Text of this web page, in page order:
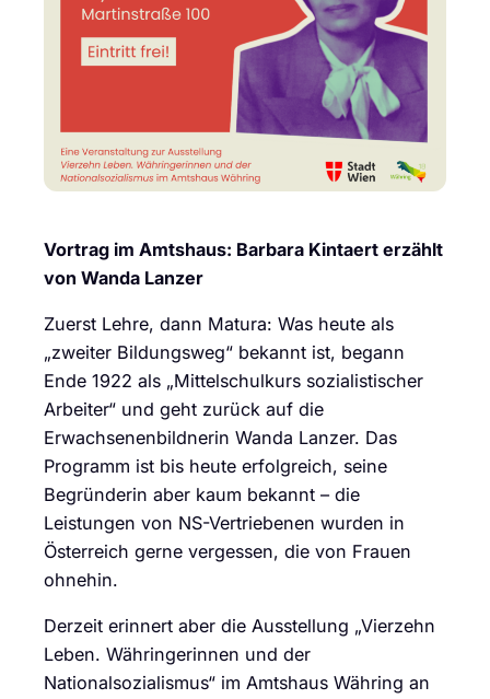
Vortrag im Amtshaus: Barbara Kintaert erzählt
von Wanda Lanzer
Zuerst Lehre, dann Matura: Was heute als
„zweiter Bildungsweg“ bekannt ist, begann
Ende 1922 als „Mittelschulkurs sozialistischer
Arbeiter“ und geht zurück auf die
Erwachsenenbildnerin Wanda Lanzer. Das
Programm ist bis heute erfolgreich, seine
Begründerin aber kaum bekannt – die
Leistungen von NS-Vertriebenen wurden in
Österreich gerne vergessen, die von Frauen
ohnehin.
Derzeit erinnert aber die Ausstellung „Vierzehn
Leben. Währingerinnen und der
Nationalsozialismus“ im Amtshaus Währing an